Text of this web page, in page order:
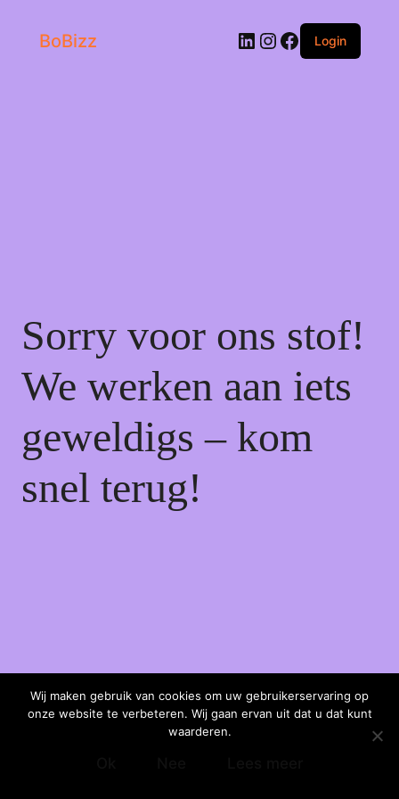
BoBizz LinkedIn
Instagram
Facebook
Login
Sorry voor ons stof!
We werken aan iets
geweldigs – kom
snel terug!
Wij maken gebruik van cookies om uw gebruikerservaring op
onze website te verbeteren. Wij gaan ervan uit dat u dat kunt
waarderen.